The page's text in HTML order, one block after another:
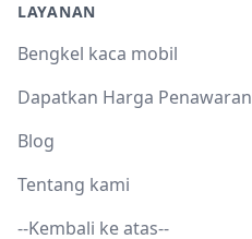
LAYANAN
Bengkel kaca mobil
Dapatkan Harga Penawaran
Blog
Tentang kami
--Kembali ke atas--